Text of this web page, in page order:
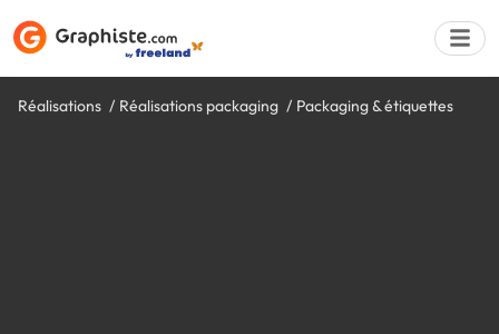
Réalisations Réalisations packaging Packaging & étiquettes